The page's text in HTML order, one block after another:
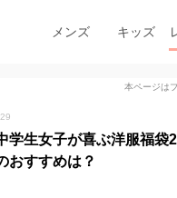
メンズ キッズ
本ページは
学生女子が喜ぶ洋服福袋
おすすめは？